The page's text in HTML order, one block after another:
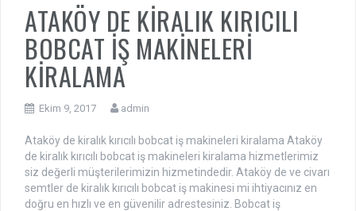
ATAKÖY DE KİRALIK KIRICILI
BOBCAT İŞ MAKİNELERİ
KİRALAMA
Ekim 9, 2017 admin
Ataköy de kiralık kırıcılı bobcat iş makineleri kiralama Ataköy
de kiralık kırıcılı bobcat iş makineleri kiralama hizmetlerimiz
siz değerli müşterilerimizin hizmetindedir. Ataköy de ve civarı
semtler de kiralık kırıcılı bobcat iş makinesi mi ihtiyacınız en
doğru en hızlı ve en güvenilir adrestesiniz. Bobcat iş